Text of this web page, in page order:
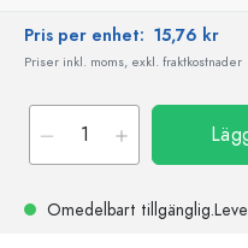
Pris per enhet: 15,76 kr
Priser inkl. moms, exkl. fraktkostnader
Omedelbart tillgänglig.